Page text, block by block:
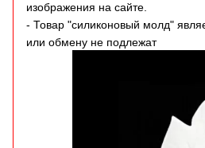
изображения на сайте.
- Товар "силиконовый молд"
или обмену не подлежат